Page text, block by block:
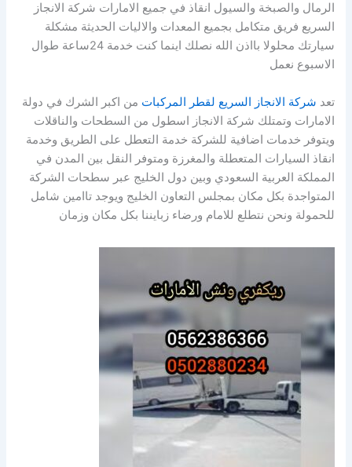
الرمال والصبخة والسيول انقاذ في جميع الامارات شركة الانجاز
السريع فريق متكامل بجميع المعدات والاليات الحديثة مشكلة
سيارتك محلولا بااذن الله نصلك اينما كنت خدمة 24ساعة طوال
الاسبوع نعمل
تعد شركة الانجاز السريع لقطر المركبات من اكبر الشرك في دولة
الامارات وتمتلك شركة الانجاز اسطول من السطحات والناقلات
ويتوفر خدمات اضافية للشركة خدمة التعطل على الطريق وخدمة
انقاذ السيارات المتعطلة والمغرزة ومتوفر النقل بين المدن في
المملكة العربية السعودي وبين دول الخليج عبر سطحات الشركة
المتواجدة بكل مكان بمجلس التعاون الخليج ويوجد تاامين شامل
للحمولة ونحن نتطلع للامام ورضاء زبايننا بكل مكان وزمان